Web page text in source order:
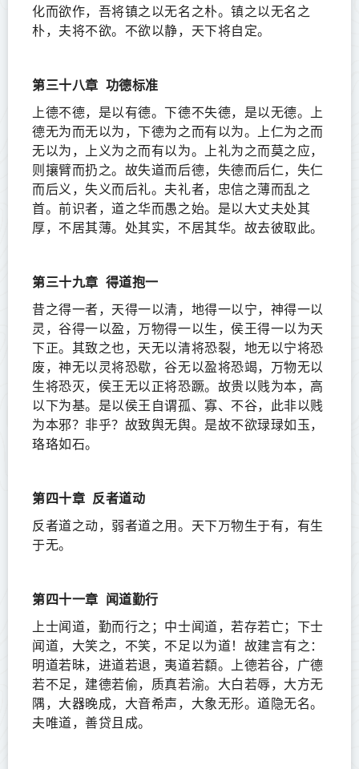
化而欲作，吾将镇之以无名之朴。镇之以无名之
朴，夫将不欲。不欲以静，天下将自定。
第三十八章 功德标准
上德不德，是以有德。下德不失德，是以无德。上
德无为而无以为，下德为之而有以为。上仁为之而
无以为，上义为之而有以为。上礼为之而莫之应，
则攘臂而扔之。故失道而后德，失德而后仁，失仁
而后义，失义而后礼。夫礼者，忠信之薄而乱之
首。前识者，道之华而愚之始。是以大丈夫处其
厚，不居其薄。处其实，不居其华。故去彼取此。
第三十九章 得道抱一
昔之得一者，天得一以清，地得一以宁，神得一以
灵，谷得一以盈，万物得一以生，侯王得一以为天
下正。其致之也，天无以清将恐裂，地无以宁将恐
废，神无以灵将恐歇，谷无以盈将恐竭，万物无以
生将恐灭，侯王无以正将恐蹶。故贵以贱为本，高
以下为基。是以侯王自谓孤、寡、不谷，此非以贱
为本邪？非乎？故致舆无舆。是故不欲琭琭如玉，
珞珞如石。
第四十章 反者道动
反者道之动，弱者道之用。天下万物生于有，有生
于无。
第四十一章
闻道勤行
上士闻道，勤而行之；中士闻道，若存若亡；下士
闻道，大笑之，不笑，不足以为道！故建言有之：
明道若昧，进道若退，夷道若纇。上德若谷，广德
若不足，建德若偷，质真若渝。大白若辱，大方无
隅，大器晚成，大音希声，大象无形。道隐无名。
夫唯道，善贷且成。